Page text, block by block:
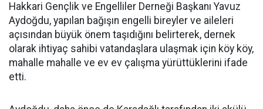
Hakkari Gençlik ve Engelliler Derneği Başkanı Yavuz
Aydoğdu, yapılan bağışın engelli bireyler ve aileleri
açısından büyük önem taşıdığını belirterek, dernek
olarak ihtiyaç sahibi vatandaşlara ulaşmak için köy köy,
mahalle mahalle ve ev ev çalışma yürüttüklerini ifade
etti.